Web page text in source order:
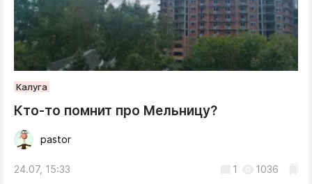
Калуга
Кто-то помнит про Мельницу?
pastor
24.07, 15:33 1 1036